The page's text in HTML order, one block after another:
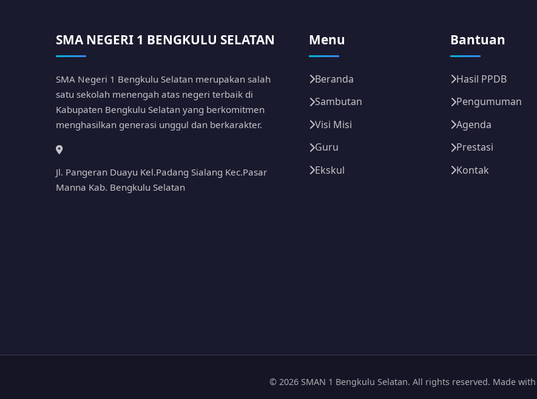
SMA NEGERI 1 BENGKULU SELATAN
SMA Negeri 1 Bengkulu Selatan merupakan salah
satu sekolah menengah atas negeri terbaik di
Kabupaten Bengkulu Selatan yang berkomitmen
menghasilkan generasi unggul dan berkarakter.
Jl. Pangeran Duayu Kel.Padang Sialang Kec.Pasar
Manna Kab. Bengkulu Selatan
Menu
Beranda
Sambutan
Visi Misi
Guru
Ekskul
Bantuan
Hasil PPDB
Pengumuman
Agenda
Prestasi
Kontak
© 2026 SMAN 1 Bengkulu Selatan. All rights reserved. Made with